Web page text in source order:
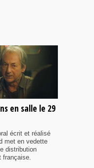
en salle le 29
écrit et réalisé
met en vedette
distribution
française.